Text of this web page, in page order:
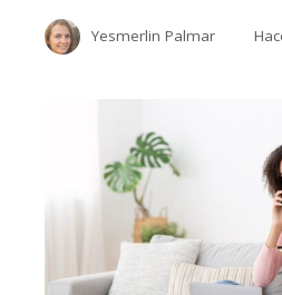
Yesmerlin Palmar